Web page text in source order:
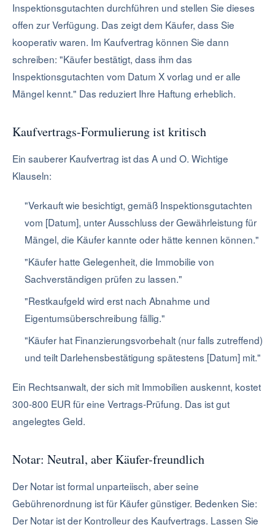
Inspektionsgutachten durchführen und stellen Sie dieses
offen zur Verfügung. Das zeigt dem Käufer, dass Sie
kooperativ waren. Im Kaufvertrag können Sie dann
schreiben: "Käufer bestätigt, dass ihm das
Inspektionsgutachten vom Datum X vorlag und er alle
Mängel kennt." Das reduziert Ihre Haftung erheblich.
Kaufvertrags-Formulierung ist kritisch
Ein sauberer Kaufvertrag ist das A und O. Wichtige
Klauseln:
"Verkauft wie besichtigt, gemäß Inspektionsgutachten
vom [Datum], unter Ausschluss der Gewährleistung für
Mängel, die Käufer kannte oder hätte kennen können."
"Käufer hatte Gelegenheit, die Immobilie von
Sachverständigen prüfen zu lassen."
"Restkaufgeld wird erst nach Abnahme und
Eigentumsüberschreibung fällig."
"Käufer hat Finanzierungsvorbehalt (nur falls zutreffend)
und teilt Darlehensbestätigung spätestens [Datum] mit."
Ein Rechtsanwalt, der sich mit Immobilien auskennt, kostet
300-800 EUR für eine Vertrags-Prüfung. Das ist gut
angelegtes Geld.
Notar: Neutral, aber Käufer-freundlich
Der Notar ist formal unparteiisch, aber seine
Gebührenordnung ist für Käufer günstiger. Bedenken Sie:
Der Notar ist der Kontrolleur des Kaufvertrags. Lassen Sie